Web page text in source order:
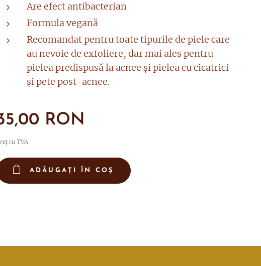
Are efect antibacterian
Formula vegană
Recomandat pentru toate tipurile de piele care
au nevoie de exfoliere, dar mai ales pentru
pielea predispusă la acnee și pielea cu cicatrici
și pete post-acnee.
RON
cu TVA
ADĂUGAȚI ÎN COȘ